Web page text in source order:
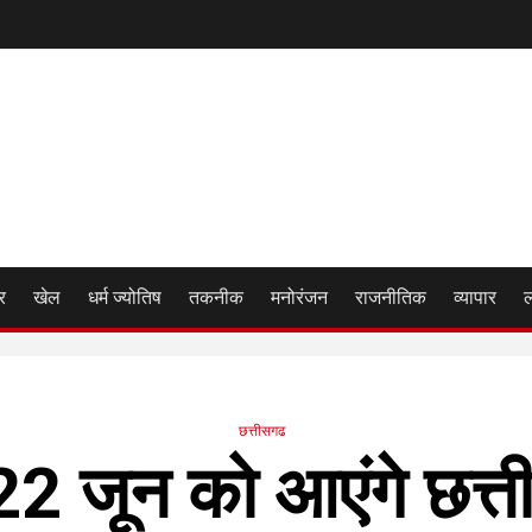
खेल धर्म ज्योतिष तकनीक मनोरंजन राजनीतिक व्यापार
छत्तीसगढ
जून को आएंगे